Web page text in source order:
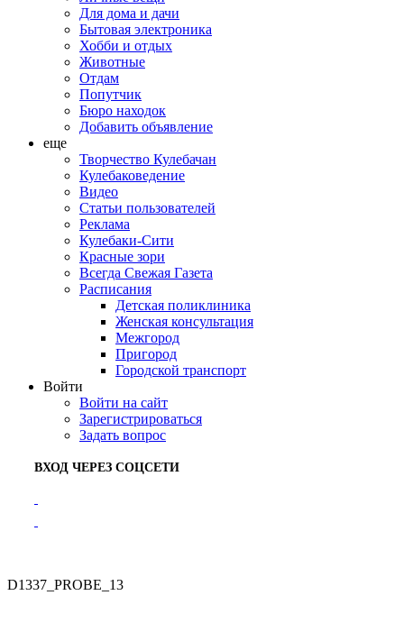
Для дома и дачи
Бытовая электроника
Хобби и отдых
Животные
Отдам
Попутчик
Бюро находок
Добавить объявление
еще
Творчество Кулебачан
Кулебаковедение
Видео
Статьи пользователей
Реклама
Кулебаки-Сити
Красные зори
Всегда Свежая Газета
Расписания
Детская поликлиника
Женская консультация
Межгород
Пригород
Городской транспорт
Войти
Войти на сайт
Зарегистрироваться
Задать вопрос
ВХОД ЧЕРЕЗ СОЦСЕТИ